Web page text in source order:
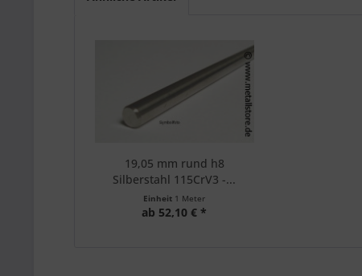
19,05 mm rund h8
Silberstahl 115CrV3 -...
Einheit 1 Meter
ab 52,10 € *